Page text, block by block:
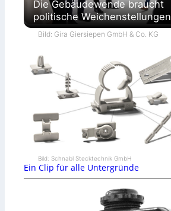
Die Gebäudewende braucht
politische Weichenstellungen
Bild: Gira Giersiepen GmbH & Co. KG
Bild: Schnabl Stecktechnik GmbH
Ein Clip für alle Untergründe